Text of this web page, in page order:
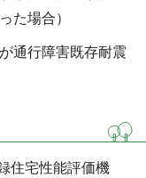
た場合）
通行障害既存耐震
住宅性能評価機